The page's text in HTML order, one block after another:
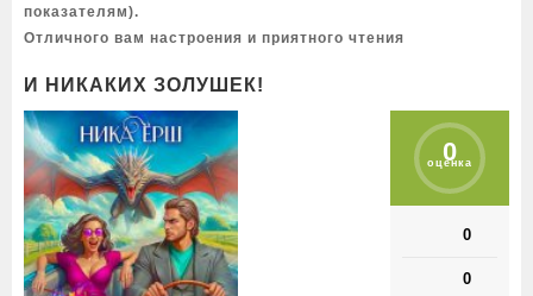
показателям).
Отличного вам настроения и приятного чтения
И НИКАКИХ ЗОЛУШЕК!
0
оценка
0
0